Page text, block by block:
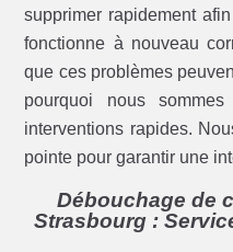
supprimer rapidement
fonctionne à nouveau
que ces problèmes
pourquoi nous
interventions rapides.
pointe pour garantir une
Débouchage de
Strasbourg :